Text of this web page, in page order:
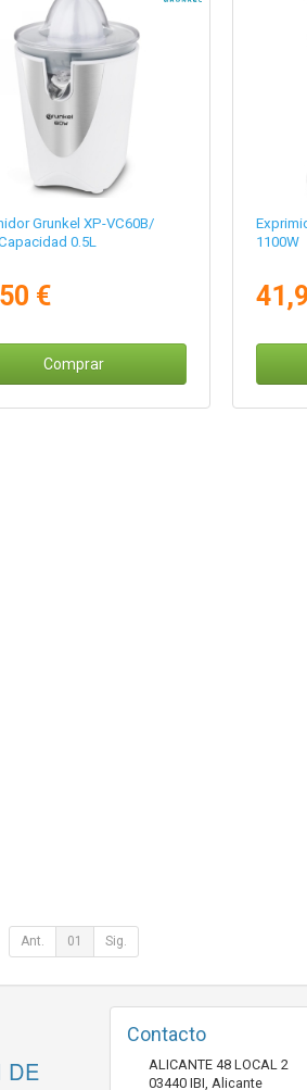
Grunkel XP-VC60B/
0.5L
€
Comprar
1100W
Ant. 01 Sig.
DE
Contacto
ALICANTE 48 LOCAL 2
03440 IBI Alicante